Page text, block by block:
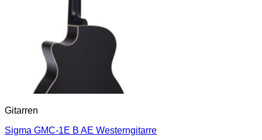
Gitarren
Sigma GMC-1E B AE Westerngitarre